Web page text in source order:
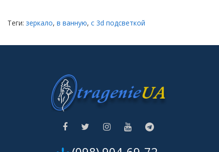
Теги: зеркало, в ванную, с 3d подсветкой